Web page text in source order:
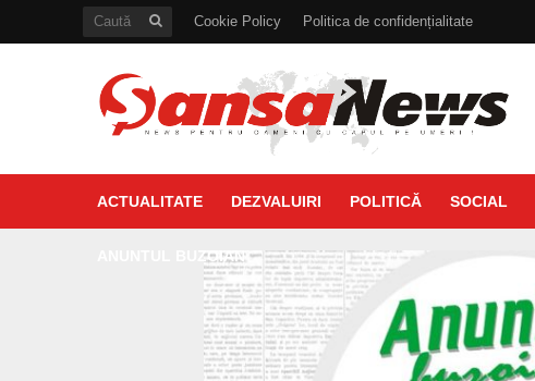
Cookie Policy Politica de confidențialitate
ACTUALITATE DEZVALUIRI POLITICĂ SOCIAL
ANUNTUL BUZOIAN